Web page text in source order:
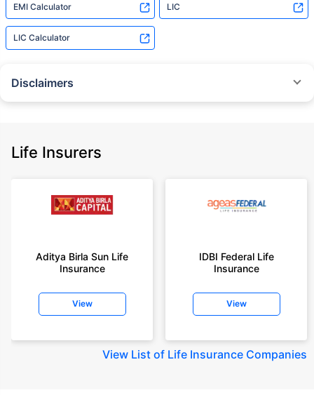
EMI Calculator LIC
LIC Calculator
Disclaimers
Policybazaar does not endorse, rate or recommend any particular insurer
+On the basis of your profile
years of age, rounded off to nearest 10
insurance for an 18 year-old male, non-smoker, with no pre-existing
diseases, cover upto 30 years of age rounded off to nearest 10
old male, non-smoker, with no pre-existing diseases, cover upto 30 years
Life Insurers
Aditya Birla Sun Life
Insurance
View
IDBI Federal Life
Insurance
View
View List of Life Insurance Companies